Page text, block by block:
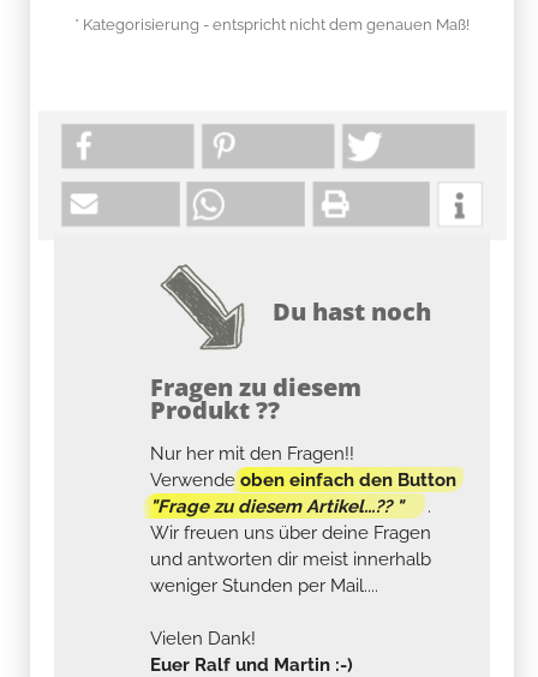
* Kategorisierung - entspricht nicht dem genauen Maß!
Du hast noch
Fragen zu diesem
Produkt ??
Nur her mit den Fragen!!
Verwendeoben einfach den Button
"Frage zu diesem Artikel...?? "
.
Wir freuen uns über deine Fragen
und antworten dir meist innerhalb
weniger Stunden per Mail....
Vielen Dank!
Euer Ralf und Martin :-)